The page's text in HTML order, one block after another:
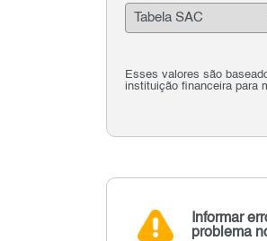
Esses valores são
instituição financeira para
Informar
problema